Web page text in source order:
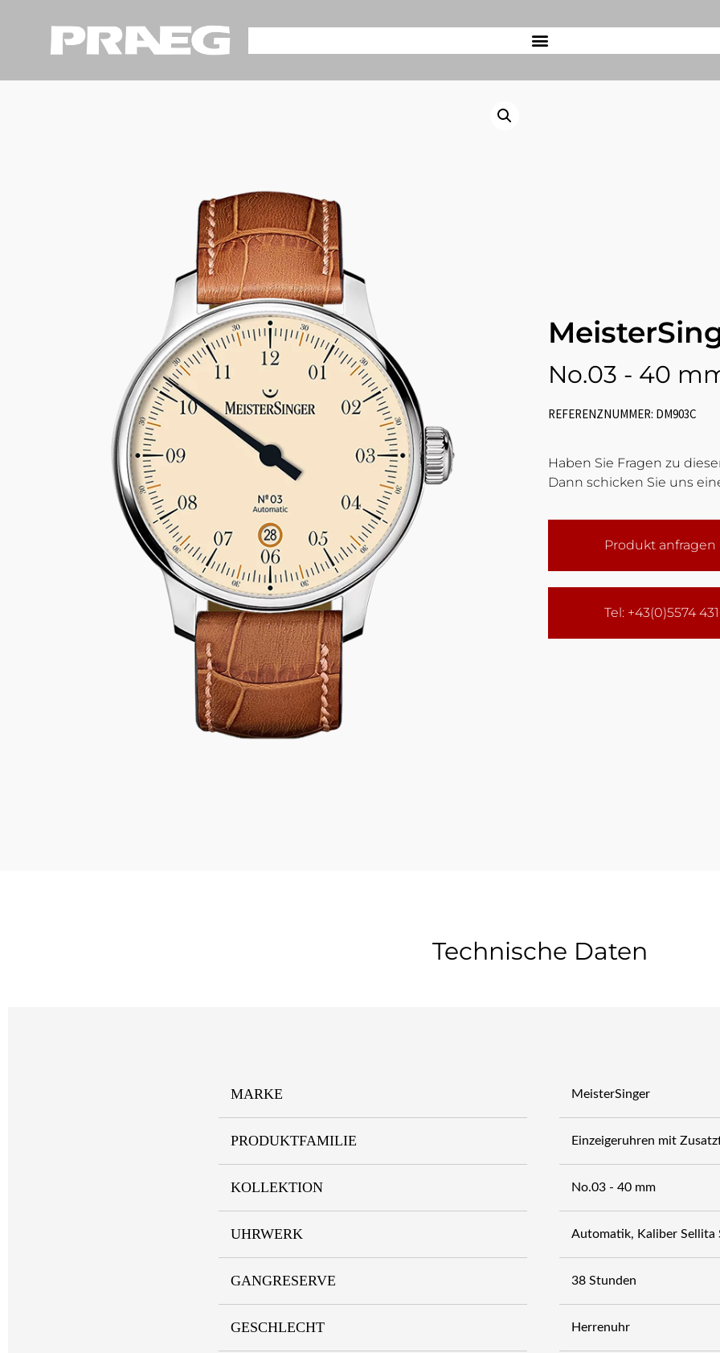
No.03 - 40
REFERENZNUMMER: DM903C
Haben Sie Fragen zu
Dann schicken Sie uns
Produkt anfragen
Tel: +43(0)5574
Technische Daten
MARKE MeisterSinger
PRODUKTFAMILIE Einzeigeruhren mit
KOLLEKTION No.03 - 40 mm
UHRWERK Automatik, Kaliber Sellita
GANGRESERVE 38 Stunden
GESCHLECHT Herrenuhr